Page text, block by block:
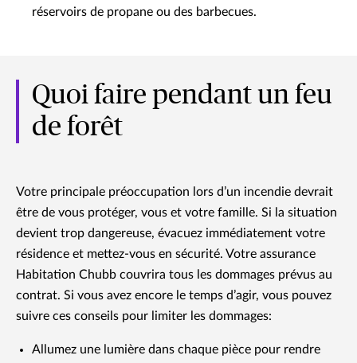
réservoirs de propane ou des barbecues.
Quoi faire pendant un feu
de forêt
Votre principale préoccupation lors d’un incendie devrait
être de vous protéger, vous et votre famille. Si la situation
devient trop dangereuse, évacuez immédiatement votre
résidence et mettez-vous en sécurité. Votre assurance
Habitation Chubb couvrira tous les dommages prévus au
contrat. Si vous avez encore le temps d’agir, vous pouvez
suivre ces conseils pour limiter les dommages:
Allumez une lumière dans chaque pièce pour rendre